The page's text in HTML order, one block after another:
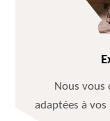
Nous vous
adaptées à